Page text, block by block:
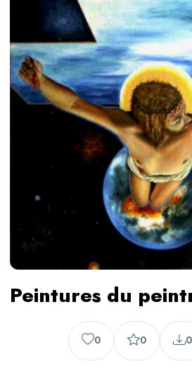
Peintures du
0 0 0